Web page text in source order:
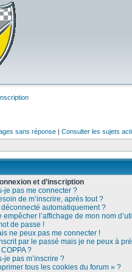
sans réponse | Consulter les sujets
et d’inscription
je pas me connecter ?
de m’inscrire, après tout ?
automatiquement ?
empêcher l’affichage de mon nom
de passe !
ne peux pas me connecter !
par le passé mais je ne peux à
?
je pas m’inscrire ?
tous les cookies du forum » ?